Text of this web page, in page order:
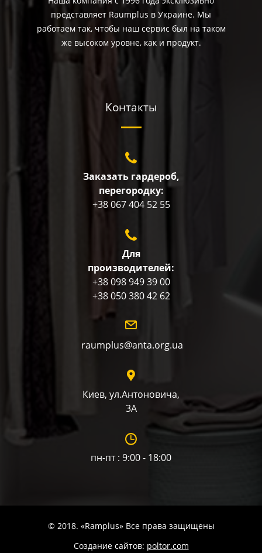
представляет Raumplus в Украине. Мы
работаем так, чтобы наш сервис был на таком
же высоком уровне, как и продукт.
Контакты
Заказать гардероб,
перегородку:
+38 067 404 52 55
Для
производителей:
+38 098 949 39 00
+38 050 380 42 62
raumplus@anta.org.ua
Киев, ул.Антоновича,
3А
пн-пт : 9:00 - 18:00
© 2018. «Ramplus» Все права защищены
Создание сайтов: poltor.com